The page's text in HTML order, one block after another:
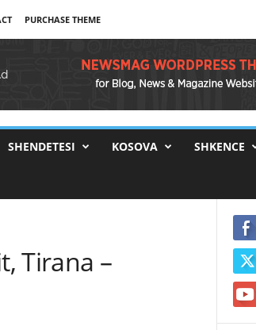
PURCHASE THEME
SHENDETESI KOSOVA SHKENCE
Tirana –